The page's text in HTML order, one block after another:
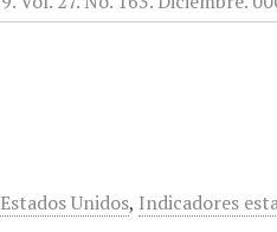
Estados Unidos, Indicadores